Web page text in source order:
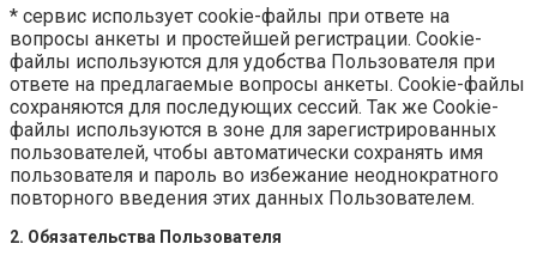
* сервис использует cookie-файлы при ответе на
вопросы анкеты и простейшей регистрации. Cookie-
файлы используются для удобства Пользователя при
ответе на предлагаемые вопросы анкеты. Cookie-файлы
сохраняются для последующих сессий. Так же Cookie-
файлы используются в зоне для зарегистрированных
пользователей, чтобы автоматически сохранять имя
пользователя и пароль во избежание неоднократного
повторного введения этих данных Пользователем.
2. Обязательства Пользователя